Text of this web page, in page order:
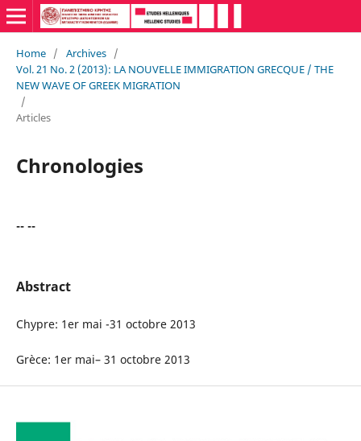
Home / Archives /
Vol. 21 No. 2 (2013): LA NOUVELLE IMMIGRATION GRECQUE / THE
NEW WAVE OF GREEK MIGRATION
/
Articles
Chronologies
-- --
Abstract
Chypre: 1er mai -31 octobre 2013
Grèce: 1er mai– 31 octobre 2013